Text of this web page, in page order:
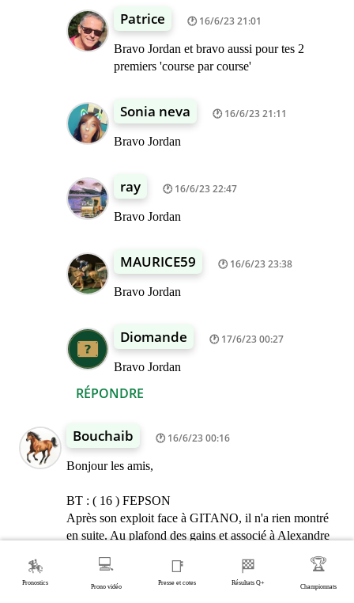
RÉPONDRE
Patrice 16/6/23 21:01
Bravo Jordan et bravo aussi pour tes 2
premiers 'course par course'
Sonia neva 16/6/23 21:11
Bravo Jordan
ray 16/6/23 22:47
Bravo Jordan
MAURICE59 16/6/23 23:38
Bravo Jordan
Diomande 17/6/23 00:27
Bravo Jordan
Bouchaib 16/6/23 00:16
Bonjour les amis,
BT : ( 16 ) FEPSON
Après son exploit face à GITANO, il n'a rien montré
en suite. Au plafond des gains et associé à Alexandre
🏇
Pronostics
💻
Prono vidéo
📑
Presse et cotes
🏁
Résultats Q+
🏆
Championnats